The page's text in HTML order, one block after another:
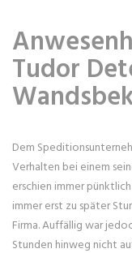
Tudor
Dem
Verhalten bei einem
erschien immer
immer erst zu später
Firma. Auffällig war
Stunden hinweg nicht